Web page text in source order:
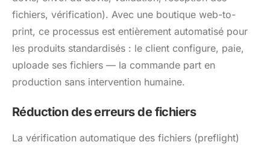
fichiers, vérification). Avec une boutique web-to-
print, ce processus est entièrement automatisé pour
les produits standardisés : le client configure, paie,
uploade ses fichiers — la commande part en
production sans intervention humaine.
Réduction des erreurs de fichiers
La vérification automatique des fichiers (preflight)